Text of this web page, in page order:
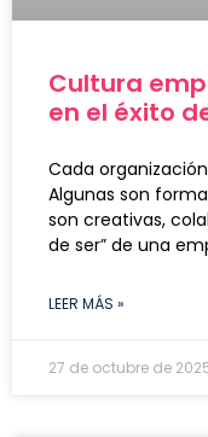
Cultura
en el éxito
Cada
Algunas son
son creativas,
de ser” de una
LEER MÁS »
27 de octubre de